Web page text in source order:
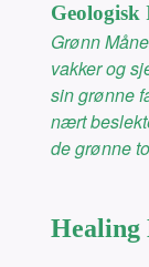
Grønn
vakker og
sin grønne
nært
de grønne
Healing